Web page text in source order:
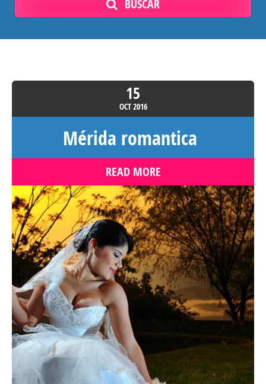
BUSCAR
15
OCT2016
Mérida romantica
READ MORE